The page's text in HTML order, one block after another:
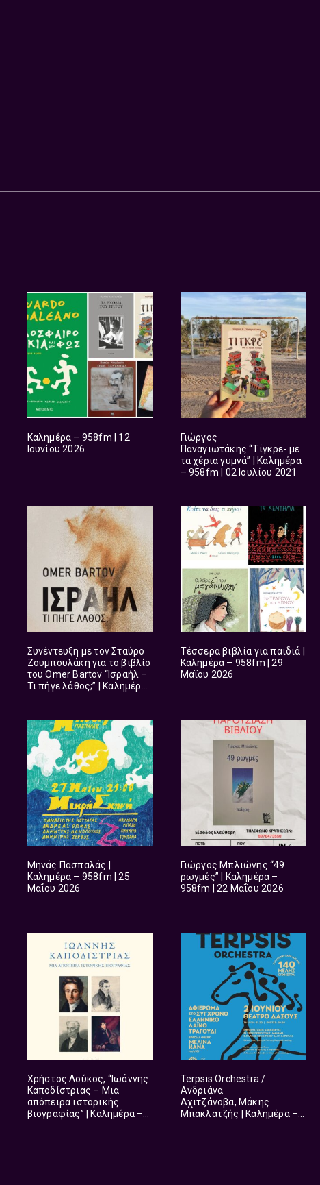
Καλημέρα – 958fm | 12
Ιουνίου 2026
Γιώργος
Παναγιωτάκης “Τίγκρε- με
τα χέρια γυμνά” | Καλημέρα
– 958fm | 02 Ιουλίου 2021
Συνέντευξη με τον Σταύρο
Ζουμπουλάκη για το βιβλίο
του Omer Bartov “Ισραήλ –
Τι πήγε λάθος;” | Καλημέρα
Τέσσερα βιβλία για παιδιά |
Καλημέρα – 958fm | 29
Μαΐου 2026
Μηνάς Πασπαλάς |
Καλημέρα – 958fm | 25
Μαΐου 2026
Γιώργος Μπλιώνης “49
ρωγμές” | Καλημέρα –
958fm | 22 Μαΐου 2026
Χρήστος Λούκος, “Ιωάννης
Καποδίστριας – Μια
απόπειρα ιστορικής
βιογραφίας” | Καλημέρα –
Terpsis Οrchestra /
Ανδριάνα
Αχιτζάνοβα, Μάκης
Μπακλατζής | Καλημέρα –